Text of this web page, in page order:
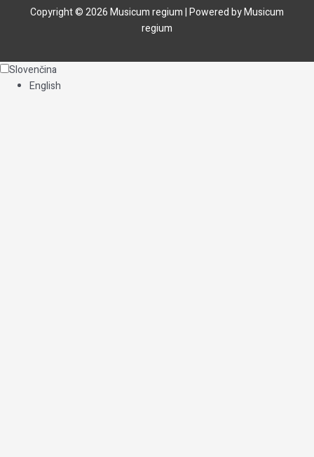
Copyright © 2026 Musicum regium | Powered by Musicum
regium
Slovenčina
English